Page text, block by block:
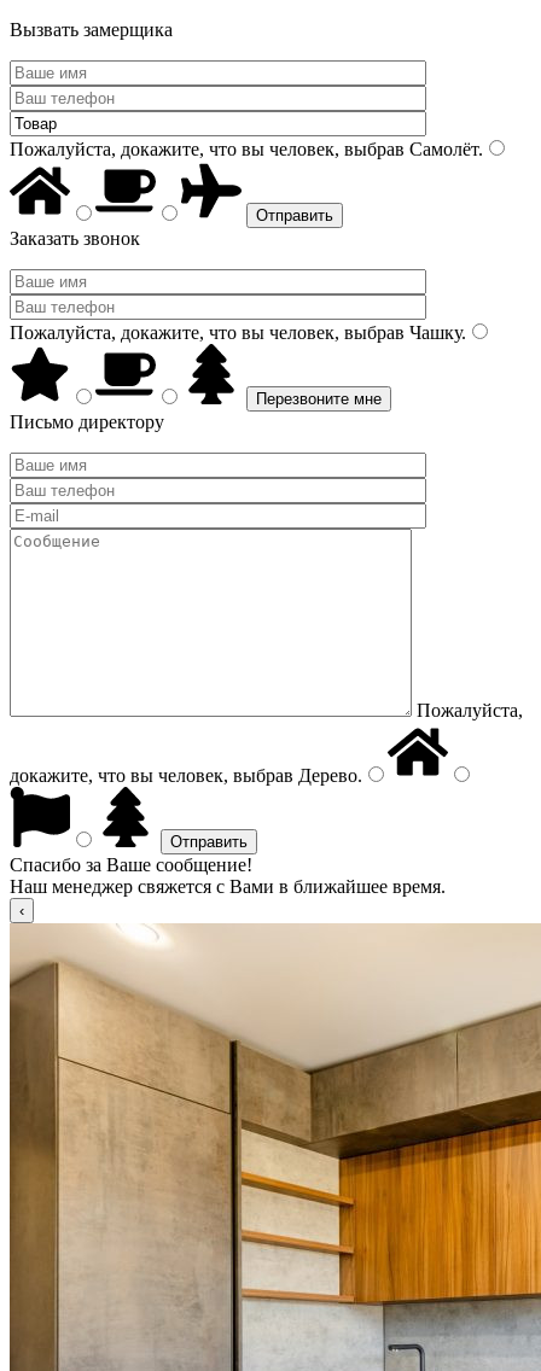
Вызвать замерщика
Пожалуйста, докажите, что вы человек, выбрав Самолёт.
Заказать звонок
Пожалуйста, докажите, что вы человек, выбрав Чашку.
Письмо директору
Пожалуйста,
докажите, что вы человек, выбрав Дерево.
Спасибо за Ваше сообщение!
Наш менеджер свяжется с Вами в ближайшее время.